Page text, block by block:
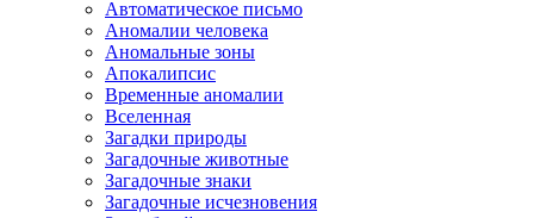
Автоматическое письмо
Аномалии человека
Аномальные зоны
Апокалипсис
Временные аномалии
Вселенная
Загадки природы
Загадочные животные
Загадочные знаки
Загадочные исчезновения